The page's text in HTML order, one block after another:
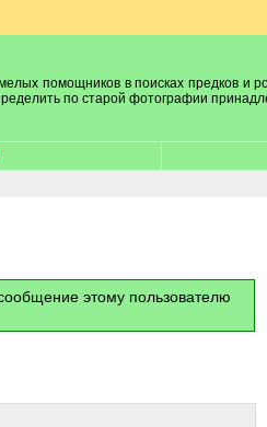
помощников в поисках предков и
по старой фотографии
этому пользователю